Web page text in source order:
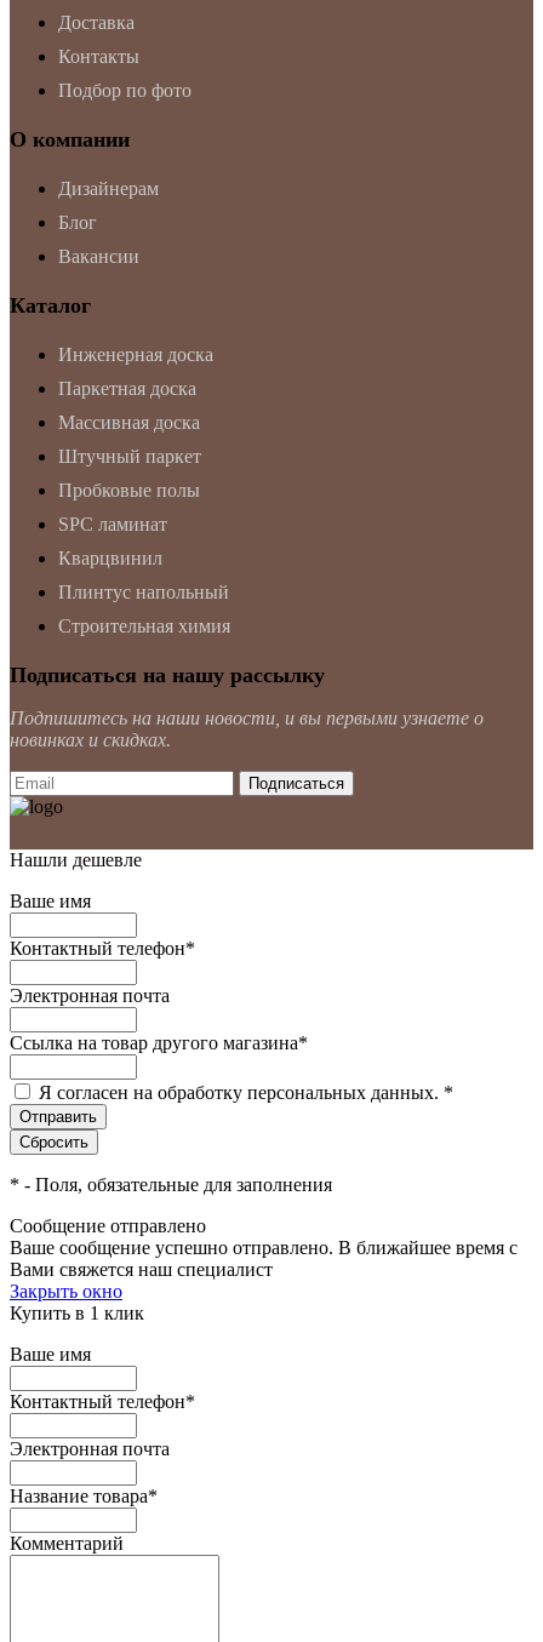
Доставка
Контакты
Подбор по фото
О компании
Дизайнерам
Блог
Вакансии
Каталог
Инженерная доска
Паркетная доска
Массивная доска
Штучный паркет
Пробковые полы
SPC ламинат
Кварцвинил
Плинтус напольный
Строительная химия
Подписаться на нашу рассылку
Подпишитесь на наши новости, и вы первыми узнаете о
новинках и скидках.
Нашли дешевле
Ваше имя
Контактный телефон*
Электронная почта
Ссылка на товар другого магазина*
Я согласен на обработку персональных данных. *
* - Поля, обязательные для заполнения
Сообщение отправлено
Ваше сообщение успешно отправлено. В ближайшее время с
Вами свяжется наш специалист
Закрыть окно
Купить в 1 клик
Ваше имя
Контактный телефон*
Электронная почта
Название товара*
Комментарий